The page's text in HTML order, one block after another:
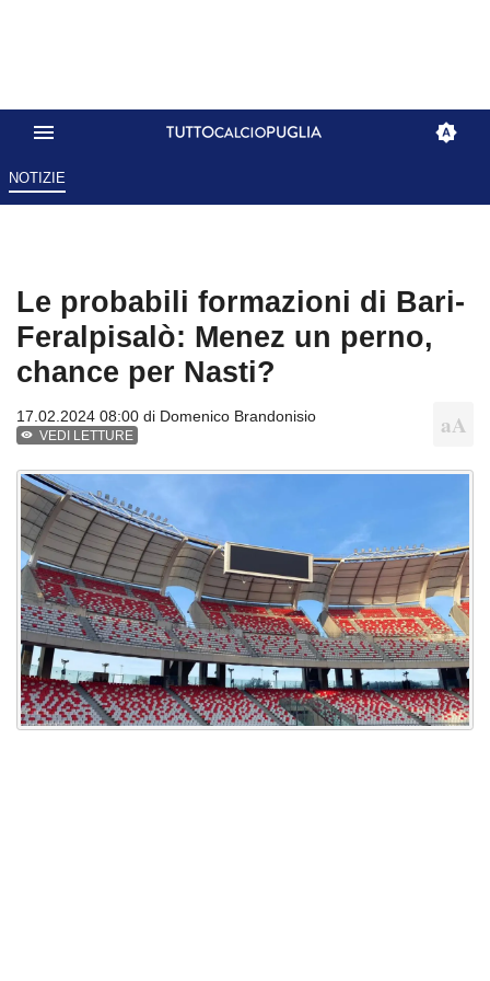
NOTIZIE
Le probabili formazioni di Bari-
Feralpisalò: Menez un perno,
chance per Nasti?
17.02.2024 08:00 di Domenico Brandonisio
VEDI LETTURE